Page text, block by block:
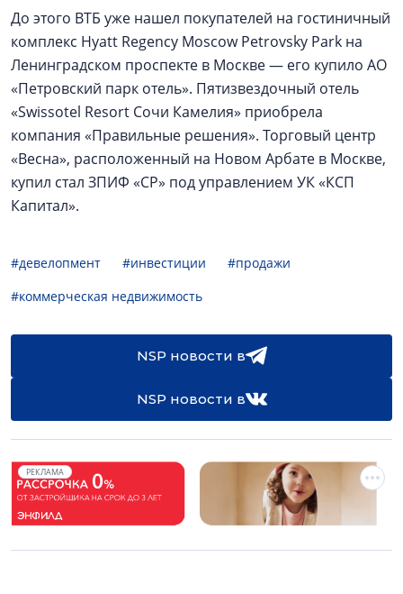
До этого ВТБ уже нашел покупателей на гостиничный
комплекс Hyatt Regency Moscow Petrovsky Park на
Ленинградском проспекте в Москве — его купило АО
«Петровский парк отель». Пятизвездочный отель
«Swissotel Resort Сочи Камелия» приобрела
компания «Правильные решения». Торговый центр
«Весна», расположенный на Новом Арбате в Москве,
купил стал ЗПИФ «СР» под управлением УК «КСП
Капитал».
#девелопмент #инвестиции
#продажи
#коммерческая недвижимость
NSP новости в
NSP новости в
РЕКЛАМА